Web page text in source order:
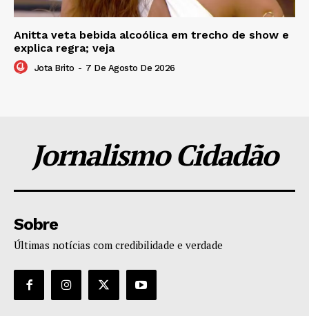
Anitta veta bebida alcoólica em trecho de show e
explica regra; veja
Jota Brito - 7 De Agosto De 2026
Jornalismo Cidadão
Sobre
Últimas notícias com credibilidade e verdade